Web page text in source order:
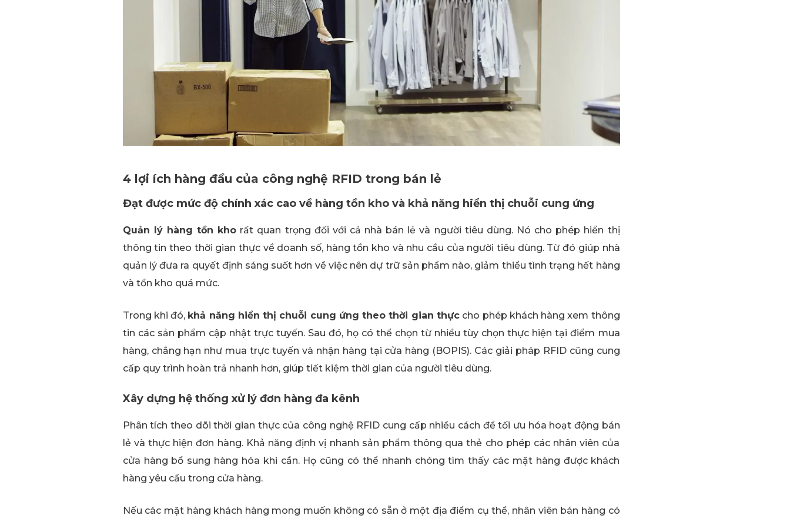
4 lợi ích hàng đầu của công nghệ RFID trong bán lẻ
Đạt được mức độ chính xác cao về hàng tồn kho và khả năng hiển thị chuỗi cung ứng
Quản lý hàng tồn kho rất quan trọng đối với cả nhà bán lẻ và người tiêu dùng. Nó cho phép hiển thị
thông tin theo thời gian thực về doanh số, hàng tồn kho và nhu cầu của người tiêu dùng. Từ đó giúp nhà
quản lý đưa ra quyết định sáng suốt hơn về việc nên dự trữ sản phẩm nào, giảm thiểu tình trạng hết hàng
và tồn kho quá mức.
Trong khi đó, khả năng hiển thị chuỗi cung ứng theo thời gian thực cho phép khách hàng xem thông
tin các sản phẩm cập nhật trực tuyến. Sau đó, họ có thể chọn từ nhiều tùy chọn thực hiện tại điểm mua
hàng, chẳng hạn như mua trực tuyến và nhận hàng tại cửa hàng (BOPIS). Các giải pháp RFID cũng cung
cấp quy trình hoàn trả nhanh hơn, giúp tiết kiệm thời gian của người tiêu dùng.
Xây dựng hệ thống xử lý đơn hàng đa kênh
Phân tích theo dõi thời gian thực của công nghệ RFID cung cấp nhiều cách để tối ưu hóa hoạt động bán
lẻ và thực hiện đơn hàng. Khả năng định vị nhanh sản phẩm thông qua thẻ cho phép các nhân viên của
cửa hàng bổ sung hàng hóa khi cần. Họ cũng có thể nhanh chóng tìm thấy các mặt hàng được khách
hàng yêu cầu trong cửa hàng.
Nếu các mặt hàng khách hàng mong muốn không có sẵn ở một địa điểm cụ thể, nhân viên bán hàng có